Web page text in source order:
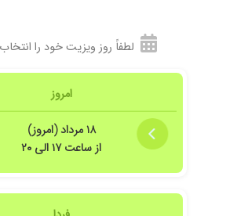
لطفاً روز ویزیت خود را
امروز
۱۸ مرداد (امروز)
از ساعت ۱۷ الی ۲۰